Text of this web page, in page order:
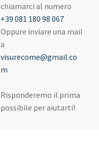
chiamarci al numero
+39 081 180 98 067
Oppure inviare una mail
a
visurecome@gmail.co
m
Risponderemo il prima
possibile per aiutarti!